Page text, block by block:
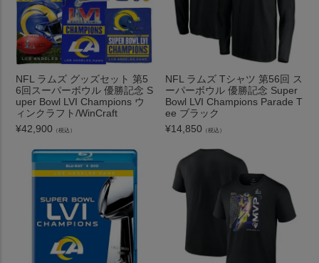
NFL ラムズ グッズセット 第5
6回スーパーボウル 優勝記念 S
uper Bowl LVI Champions ウ
ィンクラフト/WinCraft
¥42,900 （税込）
NFL ラムズ Tシャツ 第56回 ス
ーパーボウル 優勝記念 Super
Bowl LVI Champions Parade T
ee ブラック
¥14,850 （税込）